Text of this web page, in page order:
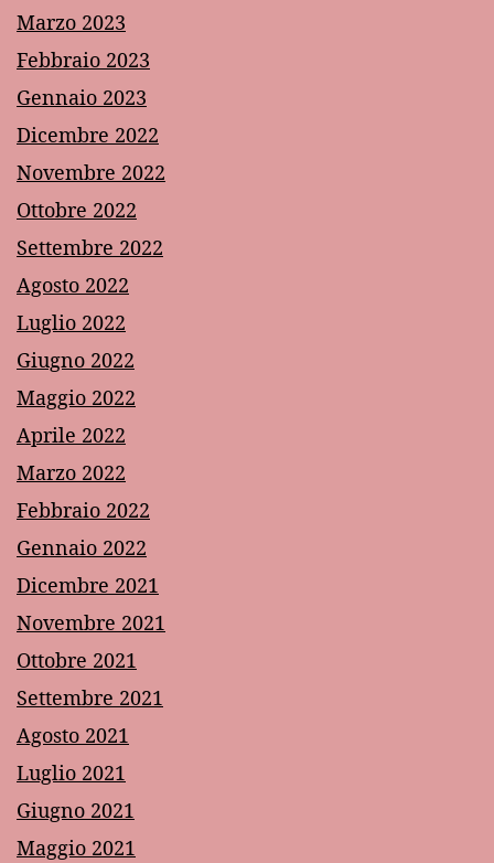
Marzo 2023
Febbraio 2023
Gennaio 2023
Dicembre 2022
Novembre 2022
Ottobre 2022
Settembre 2022
Agosto 2022
Luglio 2022
Giugno 2022
Maggio 2022
Aprile 2022
Marzo 2022
Febbraio 2022
Gennaio 2022
Dicembre 2021
Novembre 2021
Ottobre 2021
Settembre 2021
Agosto 2021
Luglio 2021
Giugno 2021
Maggio 2021